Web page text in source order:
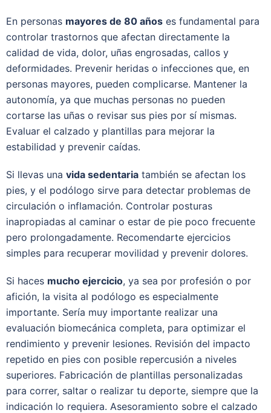
En personas mayores de 80 años es fundamental para
controlar trastornos que afectan directamente la
calidad de vida, dolor, uñas engrosadas, callos y
deformidades. Prevenir heridas o infecciones que, en
personas mayores, pueden complicarse. Mantener la
autonomía, ya que muchas personas no pueden
cortarse las uñas o revisar sus pies por sí mismas.
Evaluar el calzado y plantillas para mejorar la
estabilidad y prevenir caídas.
Si llevas una vida sedentaria también se afectan los
pies, y el podólogo sirve para detectar problemas de
circulación o inflamación. Controlar posturas
inapropiadas al caminar o estar de pie poco frecuente
pero prolongadamente. Recomendarte ejercicios
simples para recuperar movilidad y prevenir dolores.
Si haces mucho ejercicio, ya sea por profesión o por
afición, la visita al podólogo es especialmente
importante. Sería muy importante realizar una
evaluación biomecánica completa, para optimizar el
rendimiento y prevenir lesiones. Revisión del impacto
repetido en pies con posible repercusión a niveles
superiores. Fabricación de plantillas personalizadas
para correr, saltar o realizar tu deporte, siempre que la
indicación lo requiera. Asesoramiento sobre el calzado